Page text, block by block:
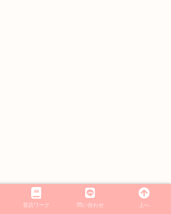
音読ワーク 問い合わせ 上へ